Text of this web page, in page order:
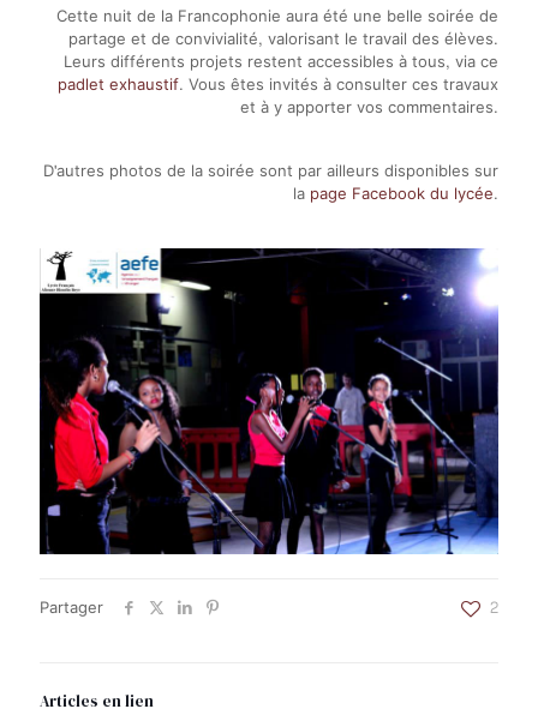
Cette nuit de la Francophonie aura été une belle soirée de
partage et de convivialité, valorisant le travail des élèves.
Leurs différents projets restent accessibles à tous, via ce
padlet exhaustif. Vous êtes invités à consulter ces travaux
et à y apporter vos commentaires.
D'autres photos de la soirée sont par ailleurs disponibles sur
la page Facebook du lycée.
Partager 2
Articles en lien